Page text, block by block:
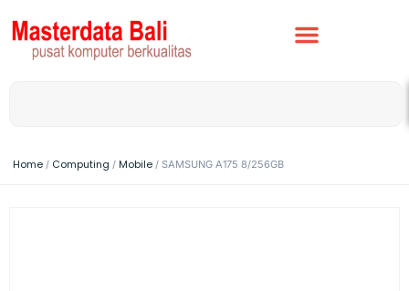
Home / Computing / Mobile / SAMSUNG A175 8/256GB